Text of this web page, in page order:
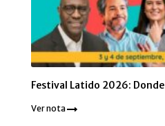
Festival Latido 2026:
Ver nota